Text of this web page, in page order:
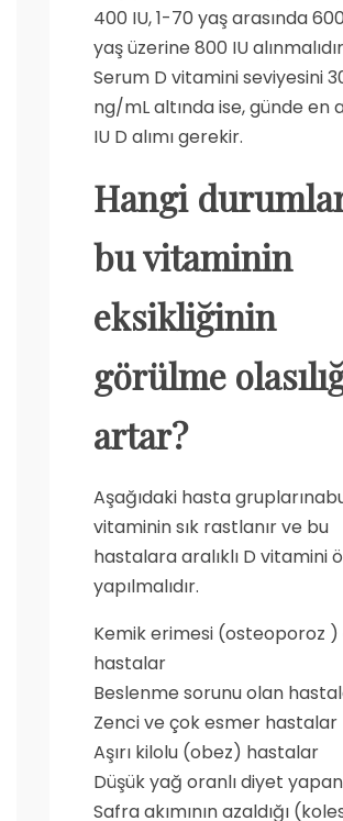
400 IU, 1-70 yaş arasında
yaş üzerine 800 IU
Serum D vitamini seviyesini
ng/mL altında ise, günde en
IU D alımı gerekir.
Hangi
bu vitaminin
eksikliğinin
görülme
artar?
Aşağıdaki hasta
vitaminin sık rastlanır ve bu
hastalara aralıklı D vitamini
yapılmalıdır.
Kemik erimesi (osteoporoz )
hastalar
Beslenme sorunu olan
Zenci ve çok esmer hastalar
Aşırı kilolu (obez) hastalar
Düşük yağ oranlı diyet
Safra akımının azaldığı